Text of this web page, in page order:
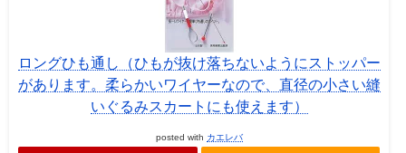
ロングひも通し（ひもが抜け落ちないようにストッパー
があります。柔らかいワイヤーなので、直径の小さい縫
いぐるみスカートにも使えます）
posted with カエレバ